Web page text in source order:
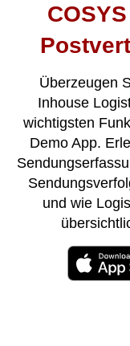
Überzeugen
Inhouse
wichtigsten
Demo App.
und wie